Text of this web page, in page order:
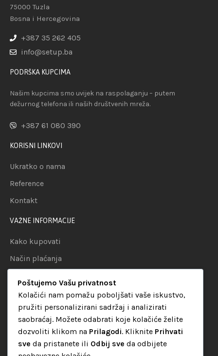
75000 Tuzla
Bosna i Hercegovina
+387 35 262 405
info@setup.ba
PODRŠKA KUPCIMA
Našim kupcima smo uvijek na raspolaganju – putem
dežurnog telefona ili naših društvenih mreža.
+387 61 080 390
KORISNI LINKOVI
Ukratko o nama
Reference
Kontakt
VAŽNE INFORMACIJE
Kako kupovati
Način plaćanja
Politika privatnosti
KATEGORIJE
Audio oprema
LED dekorativna rasvjeta
Poštujemo Vašu privatnost
Kolačići nam pomažu poboljšati vaše iskustvo,
pružiti personalizirani sadržaj i analizirati
saobraćaj. Možete odabrati koje kolačiće želite
dozvoliti klikom na Prilagodi. Kliknite Prihvati
sve da pristanete ili Odbij sve da odbijete